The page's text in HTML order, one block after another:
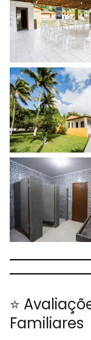
⭐
Familiares